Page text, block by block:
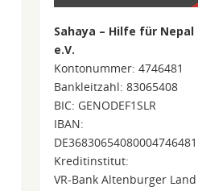
Sahaya – Hilfe für Nepal
e.V.
Kontonummer: 4746481
Bankleitzahl: 83065408
BIC: GENODEF1SLR
IBAN:
DE36830654080004746481
Kreditinstitut:
VR-Bank Altenburger Land